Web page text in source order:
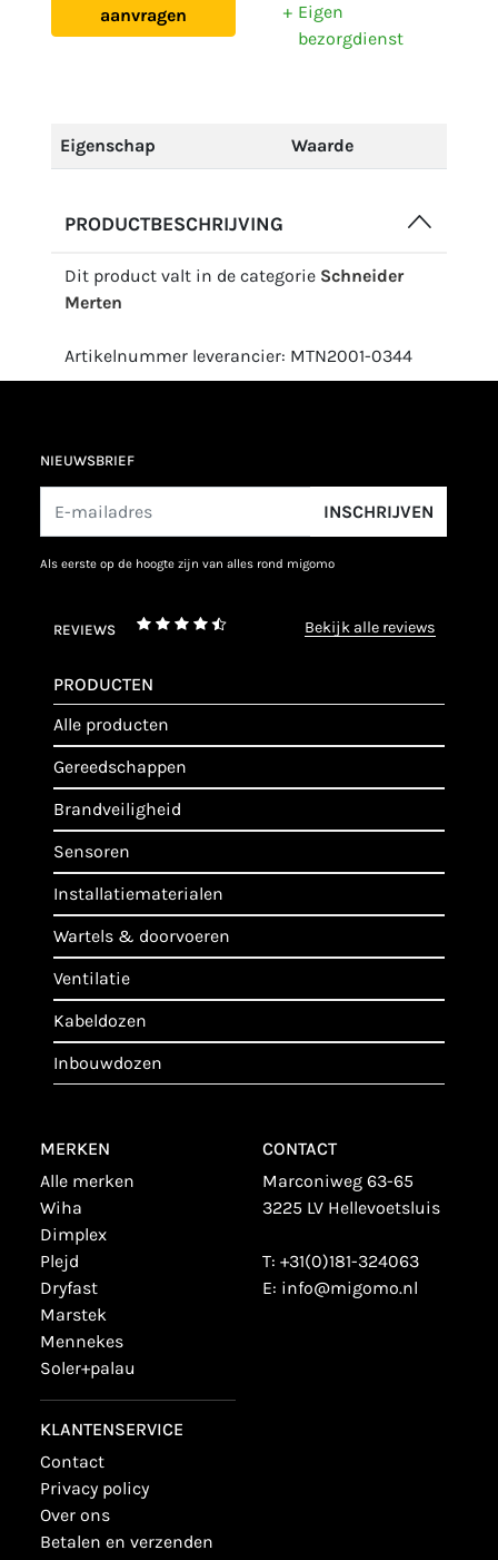
aanvragen
Eigen
bezorgdienst
Eigenschap Waarde
PRODUCTBESCHRIJVING
Dit product valt in de categorie Schneider
Merten
Artikelnummer leverancier: MTN2001-0344
NIEUWSBRIEF
INSCHRIJVEN
als eerste op de hoogte zijn van alles rond migomo
REVIEWS bekijk alle reviews
PRODUCTEN
alle producten
gereedschappen
brandveiligheid
sensoren
installatiematerialen
wartels & doorvoeren
ventilatie
kabeldozen
inbouwdozen
MERKEN
alle merken
wiha
dimplex
plejd
dryfast
marstek
mennekes
soler+palau
KLANTENSERVICE
contact
privacy policy
over ons
betalen en verzenden
CONTACT
Marconiweg 63-65
3225 LV Hellevoetsluis
T: +31(0)181-324063
E: info@migomo.nl